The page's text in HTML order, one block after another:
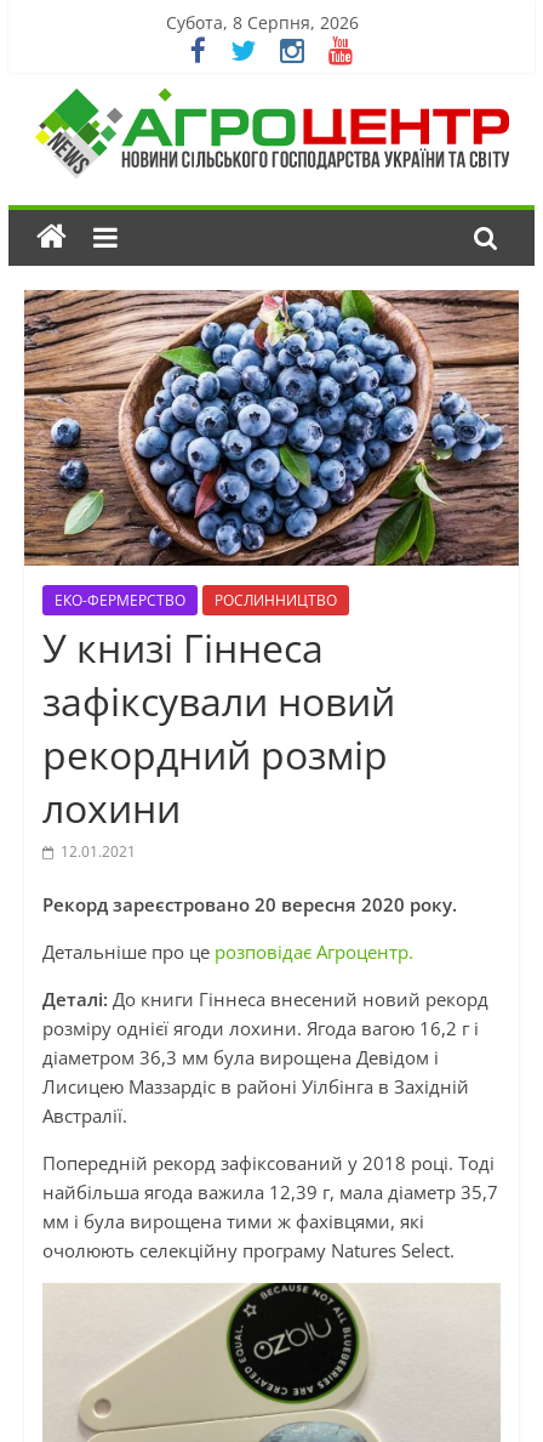
Субота, 8 Серпня, 2026
ЕКО-ФЕРМЕРСТВО РОСЛИННИЦТВО
У книзі Гіннеса
зафіксували новий
рекордний розмір
лохини
12.01.2021
Рекорд зареєстровано 20 вересня 2020 року.
Детальніше про це розповідає Агроцентр.
Деталі: До книги Гіннеса внесений новий рекорд
розміру однієї ягоди лохини. Ягода вагою 16,2 г і
діаметром 36,3 мм була вирощена Девідом і
Лисицею Маззардіс в районі Уілбінга в Західній
Австралії.
Попередній рекорд зафіксований у 2018 році. Тоді
найбільша ягода важила 12,39 г, мала діаметр 35,7
мм і була вирощена тими ж фахівцями, які
очолюють селекційну програму Natures Select.